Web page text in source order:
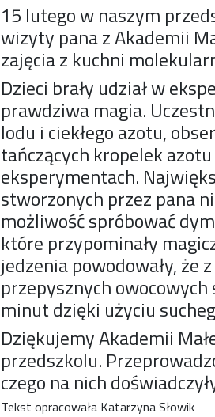
15 lutego w naszym
wizyty pana z Akademii
zajęcia z kuchni
Dzieci brały udział w
prawdziwa magia.
lodu i ciekłego azotu,
tańczących kropelek
eksperymentach.
stworzonych przez pana
możliwość spróbować
które przypominały
jedzenia powodowały, że
przepysznych
minut dzięki użyciu
Dziękujemy Akademii
przedszkolu.
czego na nich
Tekst opracowała Katarzyna Słowik